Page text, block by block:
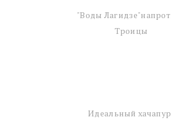
"Воды
Троицы
Идеальный